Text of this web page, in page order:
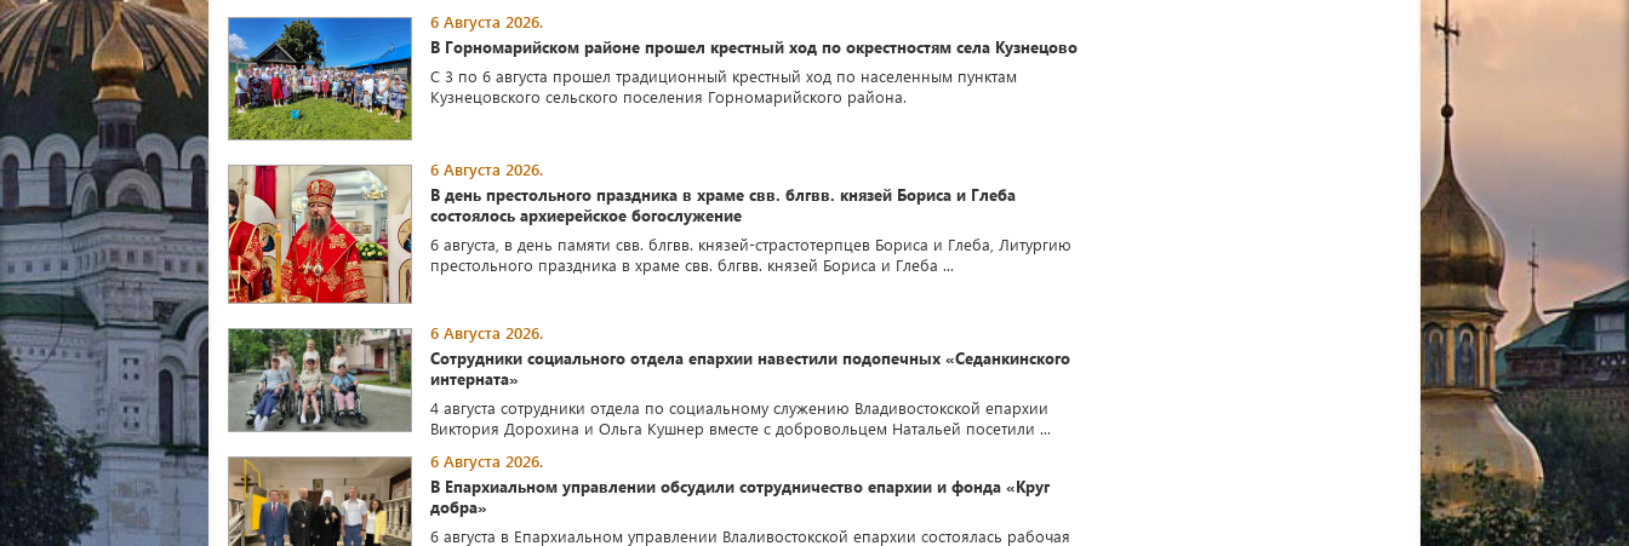
6 Августа 2026.
В Горномарийском районе прошел крестный ход по окрестностям села Кузнецово
С 3 по 6 августа прошел традиционный крестный ход по населенным пунктам
Кузнецовского сельского поселения Горномарийского района.
6 Августа 2026.
В день престольного праздника в храме свв. блгвв. князей Бориса и Глеба
состоялось архиерейское богослужение
6 августа, в день памяти свв. блгвв. князей-страстотерпцев Бориса и Глеба, Литургию
престольного праздника в храме свв. блгвв. князей Бориса и Глеба ...
6 Августа 2026.
Сотрудники социального отдела епархии навестили подопечных «Седанкинского
интерната»
4 августа сотрудники отдела по социальному служению Владивостокской епархии
Виктория Дорохина и Ольга Кушнер вместе с добровольцем Натальей посетили ...
6 Августа 2026.
В Епархиальном управлении обсудили сотрудничество епархии и фонда «Круг
добра»
6 августа в Епархиальном управлении Влаливостокской епархии состоялась рабочая